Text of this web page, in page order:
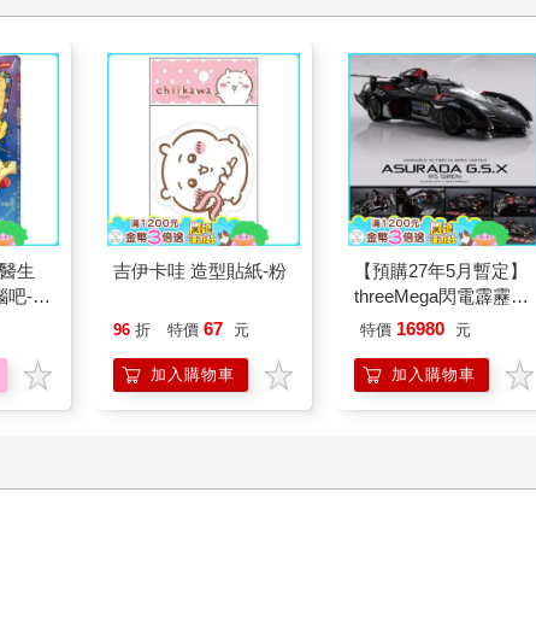
生
吧-實
吉伊卡哇 造型貼紙-粉
96 折 特價 67 元
加入購物車
【預購27年5月暫定】
threeMega閃電霹靂車
VA Hi-SPEC UNITED
SIREN 黑色限定
特價 16980 元
加入購物車